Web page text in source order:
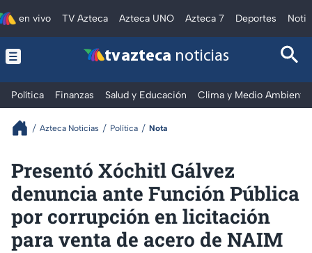
en vivo TV Azteca Azteca UNO Azteca 7 Deportes
tv azteca noticias
Política Finanzas Salud y Educación Clima y Medio Ambiente
Azteca Noticias Política Nota
Presentó Xóchitl Gálvez
denuncia ante Función Pública
por corrupción en licitación
para venta de acero de NAIM